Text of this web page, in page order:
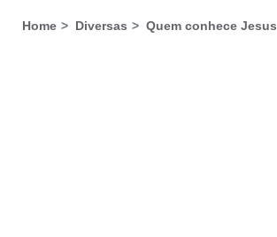
Home Diversas Quem conhece Jesus